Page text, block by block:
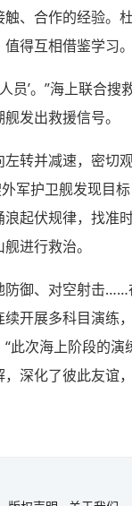
、合作的经验。
得互相借鉴学习
员’。”海上联合
发出救援信号。
转并减速，密切
外军护卫舰发现目
起伏规律，找准
进行救治。
防御、对空射击……
开展多科目演练
此次海上阶段的演
深化了彼此友谊